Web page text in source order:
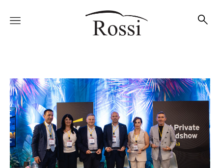
Veicoli
Officina